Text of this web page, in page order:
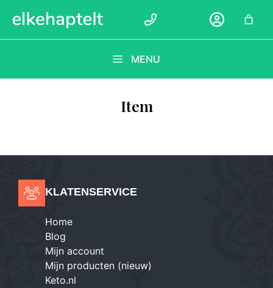
naar
de
MENU
Item
KLATENSERVICE
Home
Blog
Mijn account
Mijn producten (nieuw)
Keto.nl